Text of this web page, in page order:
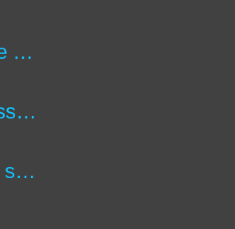
Balade en barque au Moulin de la maison de la Dronne à Montagrier en Dordogne.
Château de Caussade à Trélissac en forêt de Lanmary.
Le Lido de Thau, site des salins et plus grande lagune d'Occitanie.